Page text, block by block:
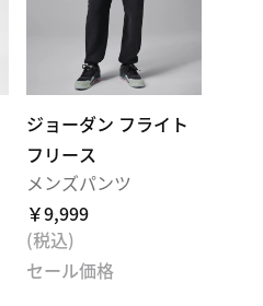
ジョーダン フライト
フリース
メンズパンツ
￥9,999
(税込)
セール価格